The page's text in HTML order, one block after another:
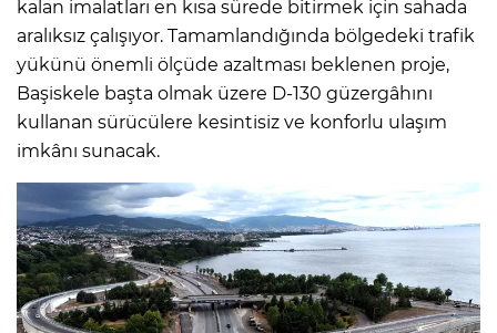
kalan imalatları en kısa sürede bitirmek için sahada
aralıksız çalışıyor. Tamamlandığında bölgedeki trafik
yükünü önemli ölçüde azaltması beklenen proje,
Başiskele başta olmak üzere D-130 güzergâhını
kullanan sürücülere kesintisiz ve konforlu ulaşım
imkânı sunacak.